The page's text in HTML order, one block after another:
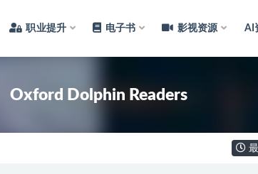
职业提升 电子书 影视资源 AI
Oxford Dolphin Readers